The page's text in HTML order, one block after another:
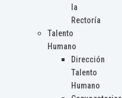
la
Rectoría
Talento
Humano
Dirección
Talento
Humano